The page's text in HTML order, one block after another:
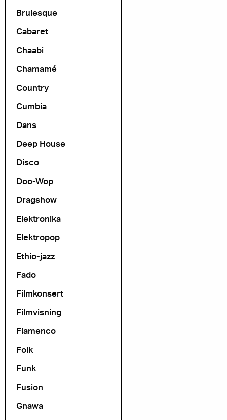
Brulesque
Cabaret
Chaabi
Chamamé
Country
Cumbia
Dans
Deep House
Disco
Doo-Wop
Dragshow
Elektronika
Elektropop
Ethio-jazz
Fado
Filmkonsert
Filmvisning
Flamenco
Folk
Funk
Fusion
Gnawa